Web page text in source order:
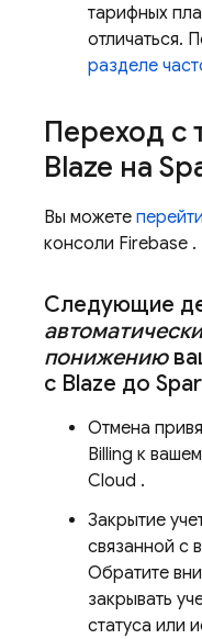
тарифных
отличаться.
разделе
Переход с
Blaze на
Вы можете
консоли Firebase .
Следующие
понижению
с Blaze до
Отмена
Billing к
Cloud .
Закрытие
связанной с
Обратите
закрывать
статуса или